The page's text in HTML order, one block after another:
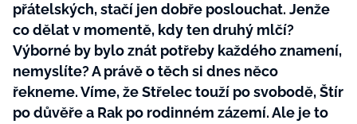
přátelských, stačí jen dobře poslouchat. Jenže
co dělat v momentě, kdy ten druhý mlčí?
Výborné by bylo znát potřeby každého znamení,
nemyslíte? A právě o těch si dnes něco
řekneme. Víme, že Střelec touží po svobodě, Štír
po důvěře a Rak po rodinném zázemí. Ale je to